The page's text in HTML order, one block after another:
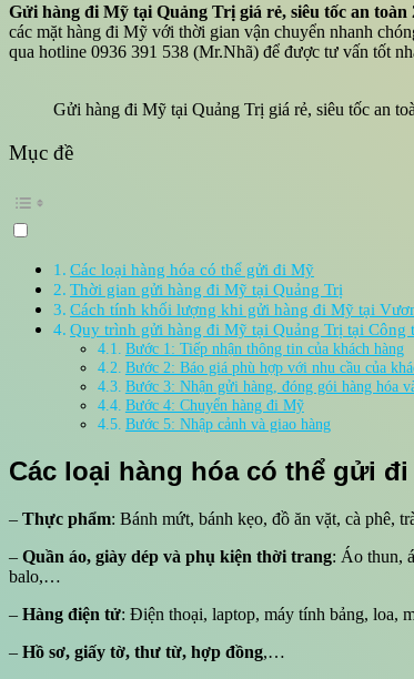
Gửi hàng đi Mỹ tại Quảng Trị giá rẻ, siêu tốc an toàn
các mặt hàng đi Mỹ với thời gian vận chuyển nhanh
qua hotline 0936 391 538 (Mr.Nhã) để được tư vấn tốt
Gửi hàng đi Mỹ tại Quảng Trị giá rẻ, siêu tốc an
Mục đề
Các loại hàng hóa có thể gửi đi Mỹ
Thời gian gửi hàng đi Mỹ tại Quảng Trị
Cách tính khối lượng khi gửi hàng đi Mỹ tại
Quy trình gửi hàng đi Mỹ tại Quảng Trị tại Công
Bước 1: Tiếp nhận thông tin của khách hàng
Bước 2: Báo giá phù hợp với nhu cầu của
Bước 3: Nhận gửi hàng, đóng gói hàng hóa
Bước 4: Chuyển hàng đi Mỹ
Bước 5: Nhập cảnh và giao hàng
Các loại hàng hóa có thể gửi đi
– Thực phẩm: Bánh mứt, bánh kẹo, đồ ăn vặt, cà phê,
– Quần áo, giày dép và phụ kiện thời trang: Áo thun,
balo,…
– Hàng điện tử: Điện thoại, laptop, máy tính bảng, loa,
– Hồ sơ, giấy tờ, thư từ, hợp đồng,…